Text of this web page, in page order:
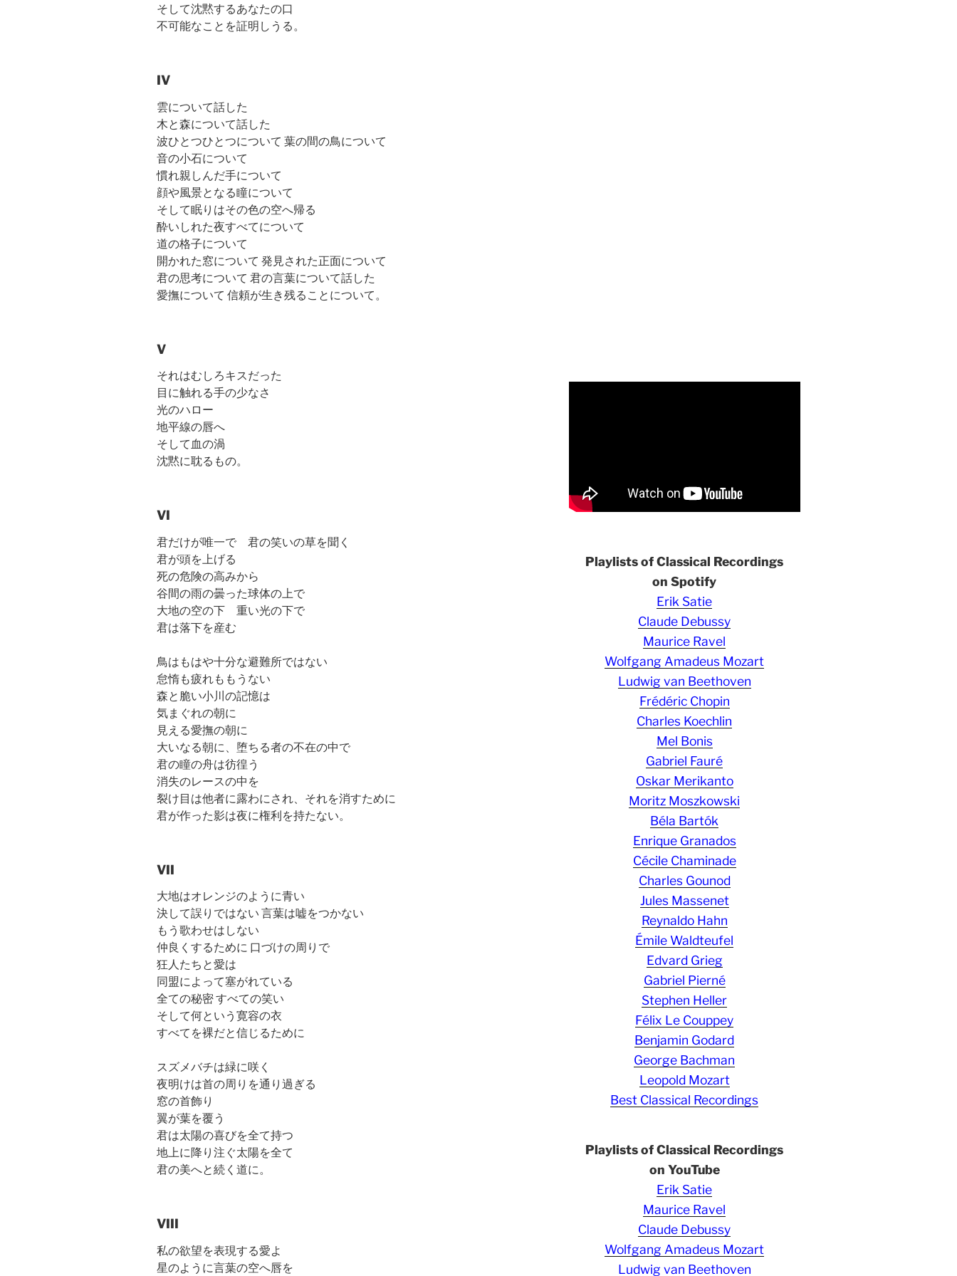
そして沈黙するあなたの口
不可能なことを証明しうる。
IV
雲について話した
木と森について話した
波ひとつひとつについて 葉の間の鳥について
音の小石について
慣れ親しんだ手について
顔や風景となる瞳について
そして眠りはその色の空へ帰る
酔いしれた夜すべてについて
道の格子について
開かれた窓について 発見された正面について
君の思考について 君の言葉について話した
愛撫について 信頼が生き残ることについて。
V
それはむしろキスだった
目に触れる手の少なさ
光のハロー
地平線の唇へ
そして血の渦
沈黙に耽るもの。
VI
君だけが唯一で 君の笑いの草を聞く
君が頭を上げる
死の危険の高みから
谷間の雨の曇った球体の上で
大地の空の下 重い光の下で
君は落下を産む
鳥はもはや十分な避難所ではない
怠惰も疲れももうない
森と脆い小川の記憶は
気まぐれの朝に
見える愛撫の朝に
大いなる朝に、堕ちる者の不在の中で
君の瞳の舟は彷徨う
消失のレースの中を
裂け目は他者に露わにされ、それを消すために
君が作った影は夜に権利を持たない。
VII
大地はオレンジのように青い
決して誤りではない 言葉は嘘をつかない
もう歌わせはしない
仲良くするために 口づけの周りで
狂人たちと愛は
同盟によって塞がれている
全ての秘密 すべての笑い
そして何という寛容の衣
すべてを裸だと信じるために
スズメバチは緑に咲く
夜明けは首の周りを通り過ぎる
窓の首飾り
翼が葉を覆う
君は太陽の喜びを全て持つ
地上に降り注ぐ太陽を全て
君の美へと続く道に。
VIII
私の欲望を表現する愛よ
星のように言葉の空へ唇を
Playlists of Classical Recordings
on Spotify
Erik Satie
Claude Debussy
Maurice Ravel
Wolfgang Amadeus Mozart
Ludwig van Beethoven
Frédéric Chopin
Charles Koechlin
Mel Bonis
Gabriel Fauré
Oskar Merikanto
Moritz Moszkowski
Béla Bartók
Enrique Granados
Cécile Chaminade
Charles Gounod
Jules Massenet
Reynaldo Hahn
Émile Waldteufel
Edvard Grieg
Gabriel Pierné
Stephen Heller
Félix Le Couppey
Benjamin Godard
George Bachman
Leopold Mozart
Best Classical Recordings
Playlists of Classical Recordings
on YouTube
Erik Satie
Maurice Ravel
Claude Debussy
Wolfgang Amadeus Mozart
Ludwig van Beethoven